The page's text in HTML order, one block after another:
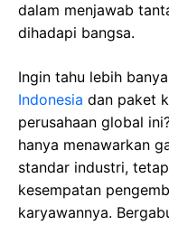
dalam menjawab
dihadapi bangsa.
Ingin tahu lebih
Indonesia dan paket
perusahaan global
hanya menawarkan
standar industri,
kesempatan
karyawannya.